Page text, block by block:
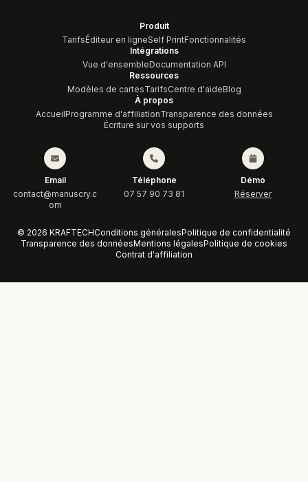
Produit
TarifsÉditeur en ligneSelf PrintFonctionnalités
Intégrations
Vue d'ensembleDocumentation API
Ressources
Modèles de cartesTarifsCentre d'aideBlog
À propos
AccueilProgramme d'affiliationTransparence des données
Écriture sur vos supports
Email
contact@manuscry.c
om
Téléphone
07 57 90 73 81
Démo
Réserver
© 2026 KRAFTECHConditions généralesPolitique de confidentialité
Transparence des donnéesMentions légalesPolitique de cookies
Contrat d'affiliation